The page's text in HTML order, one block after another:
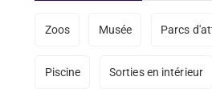
Zoos Musée Parcs
Piscine Sorties en intérieur